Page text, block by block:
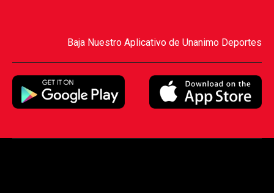
Baja Nuestro Aplicativo de Unanimo Deportes